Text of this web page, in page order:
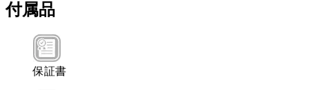
付属品
保証書